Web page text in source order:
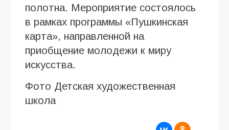
полотна. Мероприятие состоялось
в рамках программы «Пушкинская
карта», направленной на
приобщение молодежи к миру
искусства.
Фото Детская художественная
школа